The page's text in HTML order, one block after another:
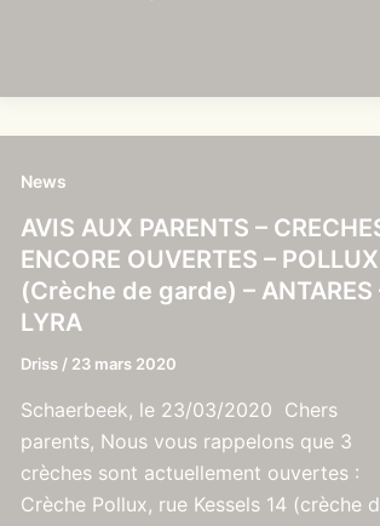
News
AVIS AUX PARENTS –
ENCORE OUVERTES – POLLUX
(Crèche de garde) – ANTARES
LYRA
Driss / 23 mars 2020
Schaerbeek, le 23/03/2020 Chers
parents, Nous vous rappelons que 3
crèches sont actuellement ouvertes :
Crèche Pollux, rue Kessels 14 (crèche